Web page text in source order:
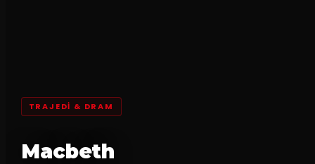
TRAJEDI & DRAM
Macbeth